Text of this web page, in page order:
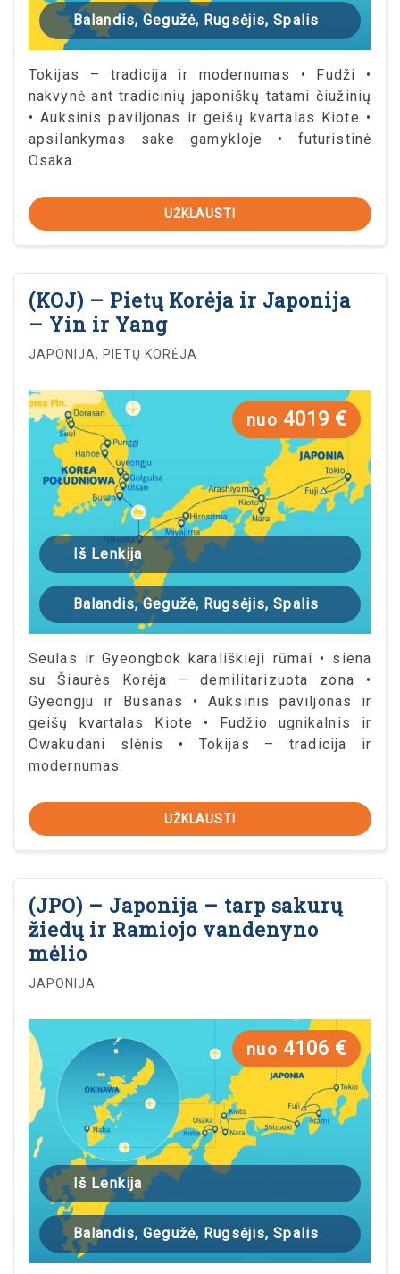
Balandis, Gegužė, Rugsėjis, Spalis
Tokijas – tradicija ir modernumas • Fudži •
nakvynė ant tradicinių japoniškų tatami čiužinių
• Auksinis paviljonas ir geišų kvartalas Kiote •
apsilankymas sake gamykloje • futuristinė
Osaka.
UŽKLAUSTI
(KOJ) – Pietų Korėja ir Japonija
– Yin ir Yang
JAPONIJA, PIETŲ KORĖJA
nuo 4019 €
Iš Lenkija
Balandis, Gegužė, Rugsėjis, Spalis
Seulas ir Gyeongbok karališkieji rūmai • siena
su Šiaurės Korėja – demilitarizuota zona •
Gyeongju ir Busanas • Auksinis paviljonas ir
geišų kvartalas Kiote • Fudžio ugnikalnis ir
Owakudani slėnis • Tokijas – tradicija ir
modernumas.
UŽKLAUSTI
(JPO) – Japonija – tarp sakurų
žiedų ir Ramiojo vandenyno
mėlio
JAPONIJA
nuo 4106 €
Iš Lenkija
Balandis, Gegužė, Rugsėjis, Spalis